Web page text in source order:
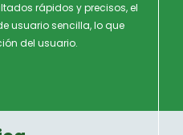
rápidos y precisos, el
usuario sencilla, lo que
del usuario.